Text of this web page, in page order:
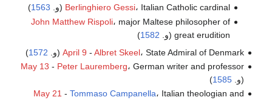
Berlinghiero Gessi، Italian Catholic cardinal (و. 1563
)
John Matthew Rispoli، major Maltese philosopher of
great erudition (و.
1582
)
April 9 - Albret Skeel، State Admiral of Denmark (و. 1572
)
May 13 - Peter Lauremberg، German writer and professor
(و.1585
)
May 21 - Tommaso Campanella، Italian theologian and